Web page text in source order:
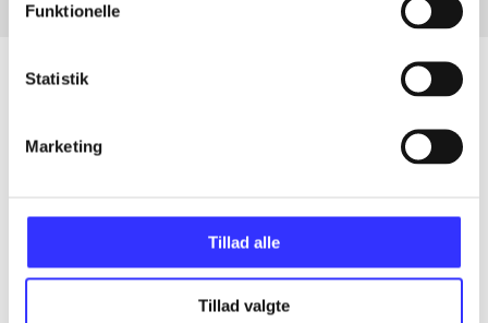
Funktionelle
Statistik
Marketing
Tillad alle
Tillad valgte
Artikler